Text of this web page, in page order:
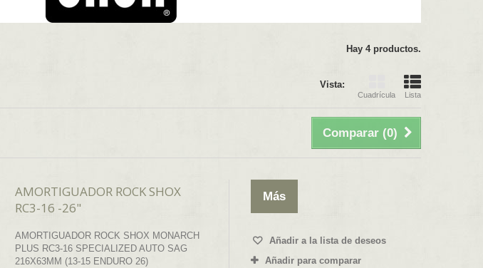
Hay 4 productos.
Vista:
Cuadrícula Lista
Comparar (0)
AMORTIGUADOR ROCK SHOX
RC3-16 -26"
AMORTIGUADOR ROCK SHOX MONARCH
PLUS RC3-16 SPECIALIZED AUTO SAG
216X63MM (13-15 ENDURO 26)
Más
Añadir a la lista de deseos
Añadir para comparar